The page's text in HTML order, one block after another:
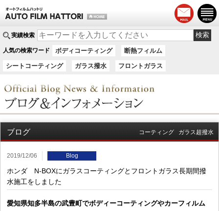
実績検索
人気の検索ワード ボディコーティング 断熱フィルム
シートコーティング ガラス撥水 フロントガラス
ブログ コーティング ガラス超撥水
2019/12/06 Blog
ホンダ N-BOXにガラスコーティングとフロントガラス長期間撥
水施工をしました
愛知県知多半島の武豊町でボディーコーティングやカーフィルム